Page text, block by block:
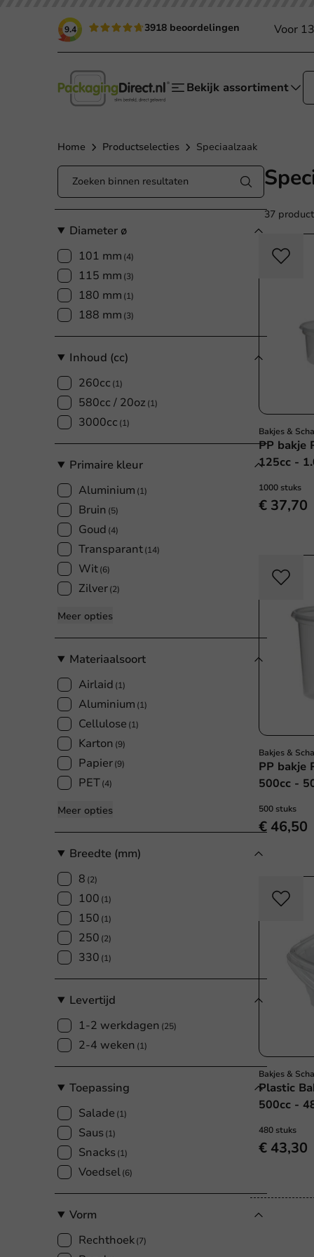
9.4 3918 beoordelingen Voor
Bekijk assortiment
Home Productselecties Speciaalzaak
Diameter ø
101 mm (4)
115 mm (3)
180 mm (1)
188 mm (3)
Inhoud (cc)
260cc (1)
580cc / 20oz (1)
3000cc (1)
Primaire kleur
Aluminium (1)
Bruin (5)
Goud (4)
Transparant(14)
Wit(6)
Zilver(2)
Meer opties
Materiaalsoort
Airlaid (1)
Aluminium (1)
Cellulose (1)
Karton (9)
Papier(9)
PET(4)
Meer opties
Breedte (mm)
8 (2)
100 (1)
150 (1)
250 (2)
330 (1)
Levertijd
1-2 werkdagen (25)
2-4 weken (1)
Toepassing
Salade (1)
Saus (1)
Snacks (1)
Voedsel(6)
Vorm
Rechthoek(7)
37
Bakjes &
PP bakje
125cc -
1000 stuks
€ 37,70
Bakjes &
PP bakje
500cc -
500 stuks
€ 46,50
Bakjes &
Plastic
500cc -
480 stuks
€ 43,30